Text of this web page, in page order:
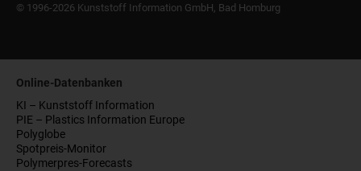
© 1996-2026 Kunststoff Information GmbH, Bad Homburg
Online-Datenbanken
KI – Kunststoff Information
PIE – Plastics Information Europe
Polyglobe
Spotpreis-Monitor
Polymerpres-Forecasts